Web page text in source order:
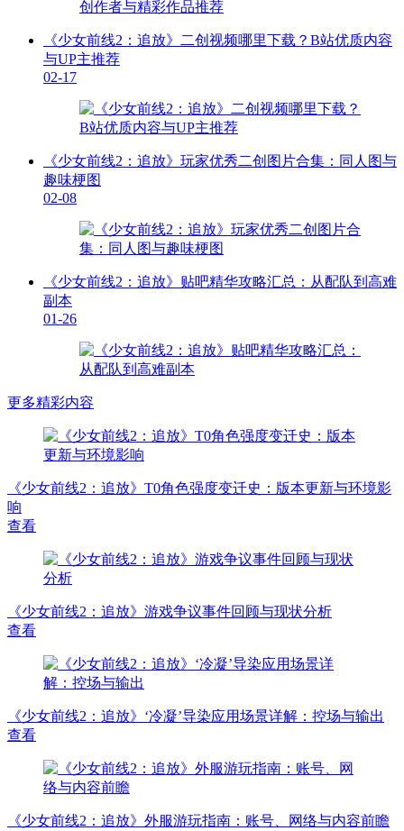
《少女前线2：追放》二创视频哪里下载？B站优质内容
与UP主推荐
02-17
《少女前线2：追放》玩家优秀二创图片合集：同人图与
趣味梗图
02-08
《少女前线2：追放》贴吧精华攻略汇总：从配队到高难
副本
01-26
更多精彩内容
《少女前线2：追放》T0角色强度变迁史：版本更新与环境影
响
查看
《少女前线2：追放》游戏争议事件回顾与现状分析
查看
《少女前线2：追放》‘冷凝’导染应用场景详解：控场与输出
查看
《少女前线2：追放》外服游玩指南：账号、网络与内容前瞻